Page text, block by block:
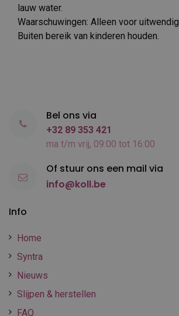
lauw water.
Waarschuwingen: Alleen voor
Buiten bereik van kinderen houden.
Info
Home
Syntra
Nieuws
Slijpen & herstellen
FAQ
Bel ons via
+32 89 353 421
ma t/m vrij, 09:00 tot 16:00
Of stuur ons een mail via
info@koll.be